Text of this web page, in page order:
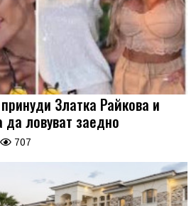
Златка Райкова и
ловуват заедно
707